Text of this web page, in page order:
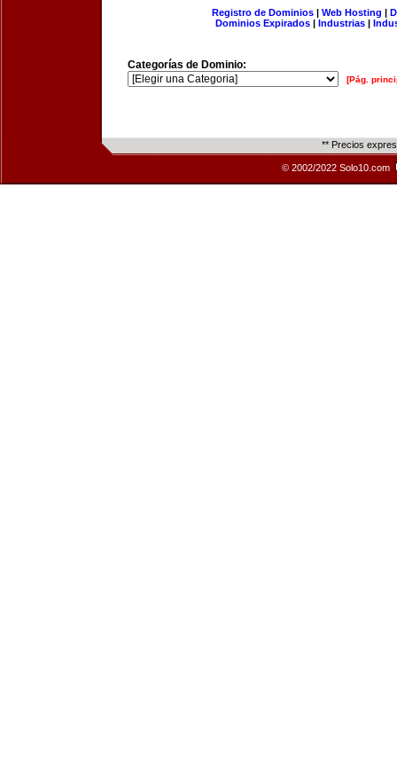
Registro de Dominios| Web Hosting |
Dominios Expirados | Industrias |
Categorías de Dominio:
[Pág.
** Precios
© 2002/2022 Solo10.com